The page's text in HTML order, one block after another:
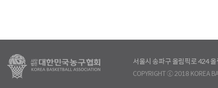
서울시 송파구 올림픽로 424
COPYRIGHT ⓒ 2018 KOREA